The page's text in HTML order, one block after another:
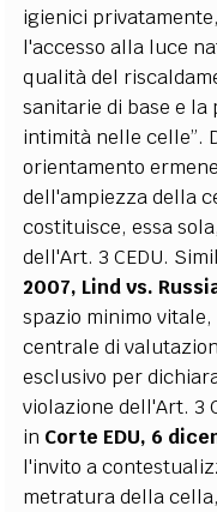
igienici
l'accesso alla luce
qualità del
sanitarie di base e la
intimità nelle celle”.
orientamento
dell'ampiezza della
costituisce, essa
dell'Art. 3 CEDU.
2007, Lind vs.
spazio minimo
centrale di
esclusivo per
violazione dell'Art. 3
in Corte EDU, 6
l'invito a
metratura della